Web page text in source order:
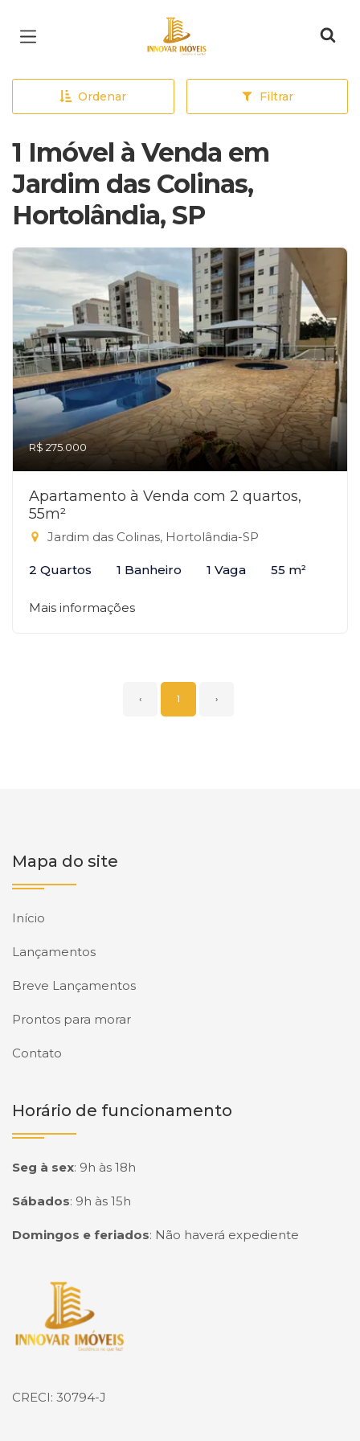
Página inicial
Ordenar Filtrar
1 Imóvel à Venda em
Jardim das Colinas,
Hortolândia, SP
R$ 275.000
Apartamento à Venda com 2 quartos,
55m²
Jardim das Colinas, Hortolândia-SP
2 Quartos 1 Banheiro 1 Vaga 55 m²
Mais informações
‹ 1 ›
Mapa do site
Início
Lançamentos
Breve Lançamentos
Prontos para morar
Contato
Horário de funcionamento
Seg à sex: 9h às 18h
Sábados: 9h às 15h
Domingos e feriados: Não haverá expediente
Página inicial
CRECI: 30794-J